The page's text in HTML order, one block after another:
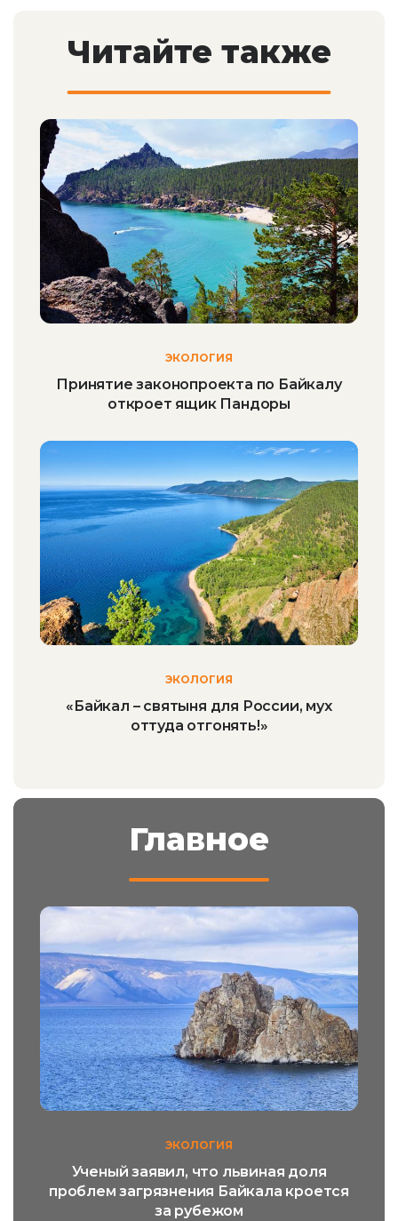
Читайте также
ЭКОЛОГИЯ
Принятие законопроекта по Байкалу
откроет ящик Пандоры
ЭКОЛОГИЯ
«Байкал – святыня для России, мух
оттуда отгонять!»
Главное
ЭКОЛОГИЯ
Ученый заявил, что львиная доля
проблем загрязнения Байкала кроется
за рубежом